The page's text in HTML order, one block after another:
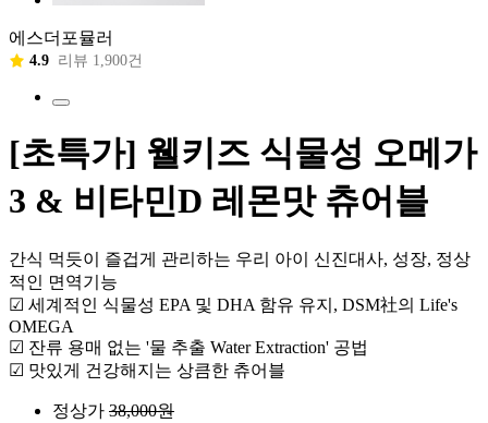
에스더포뮬러
4.9 리뷰 1,900건
[초특가] 웰키즈 식물성 오메가
3 & 비타민D 레몬맛 츄어블
간식 먹듯이 즐겁게 관리하는 우리 아이 신진대사, 성장, 정상
적인 면역기능
☑ 세계적인 식물성 EPA 및 DHA 함유 유지, DSM社의 Life's
OMEGA
☑ 잔류 용매 없는 '물 추출 Water Extraction' 공법
☑ 맛있게 건강해지는 상큼한 츄어블
정상가 38,000원